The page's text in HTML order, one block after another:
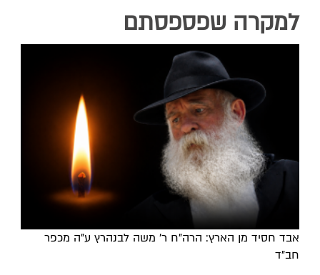
למקרה שפספסתם
אבד חסיד מן הארץ: הרה"ח ר' משה לבנהרץ ע"ה מכפר
חב"ד